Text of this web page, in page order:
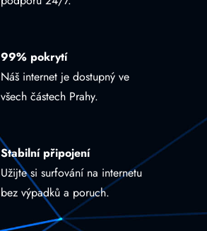
99% pokrytí
Náš internet je dostupný ve
všech částech Prahy.
Stabilní připojení
Užijte si surfování na internetu
bez výpadků a poruch.